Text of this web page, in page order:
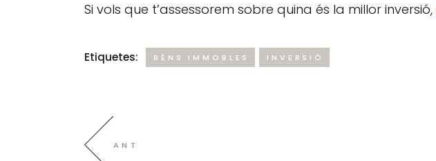
Si vols que t’assessorem sobre quina és la millor inversió,
Etiquetes: BÉNS IMMOBLES INVERSIÓ
ANT